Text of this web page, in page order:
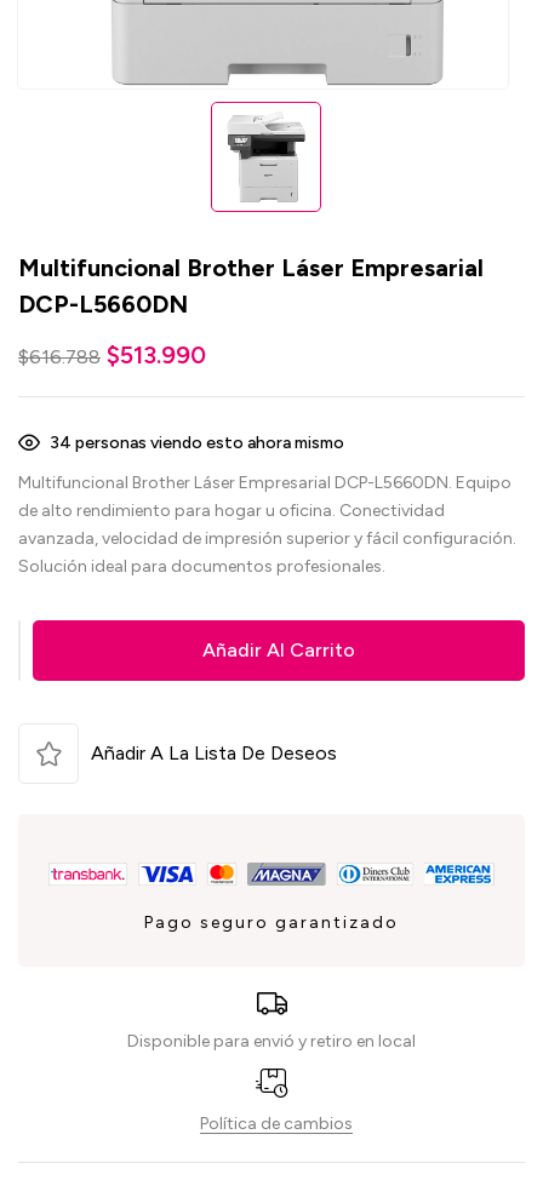
Multifuncional Brother Láser Empresarial
DCP-L5660DN
$616.788 $513.990
33personas viendo esto ahora mismo
Multifuncional Brother Láser Empresarial DCP-L5660DN. Equipo
de alto rendimiento para hogar u oficina. Conectividad
avanzada, velocidad de impresión superior y fácil configuración.
Solución ideal para documentos profesionales.
Añadir Al Carrito
Añadir A La Lista De Deseos
Pago seguro garantizado
Disponible para envió y retiro en local
Política de cambios